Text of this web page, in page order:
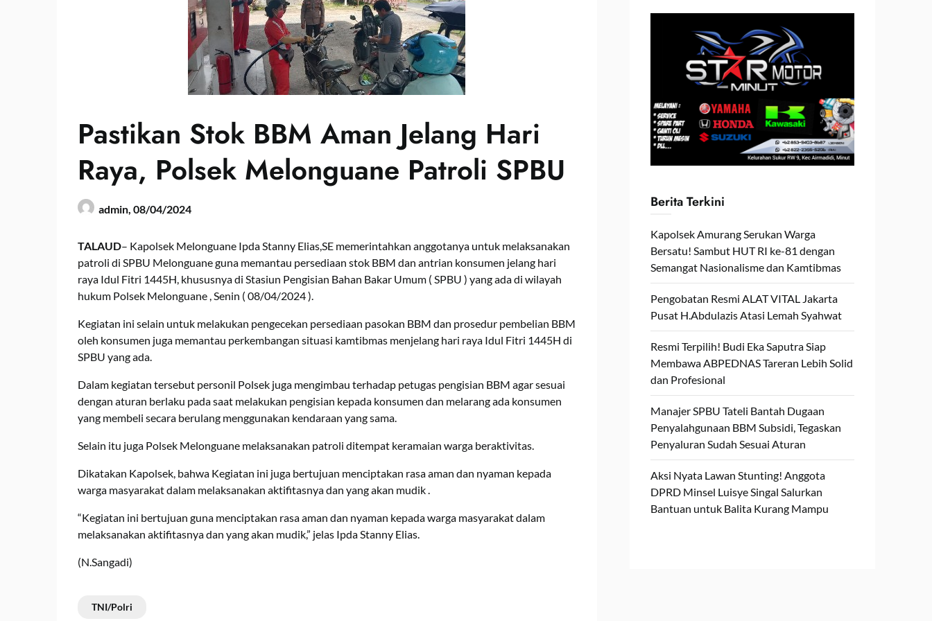
Pastikan Stok BBM Aman Jelang Hari
Raya, Polsek Melonguane Patroli SPBU
admin, 08/04/2024
TALAUD– Kapolsek Melonguane Ipda Stanny Elias,SE memerintahkan anggotanya untuk melaksanakan
patroli di SPBU Melonguane guna memantau persediaan stok BBM dan antrian konsumen jelang hari
raya Idul Fitri 1445H, khususnya di Stasiun Pengisian Bahan Bakar Umum ( SPBU ) yang ada di wilayah
hukum Polsek Melonguane , Senin ( 08/04/2024 ).
Kegiatan ini selain untuk melakukan pengecekan persediaan pasokan BBM dan prosedur pembelian BBM
oleh konsumen juga memantau perkembangan situasi kamtibmas menjelang hari raya Idul Fitri 1445H di
SPBU yang ada.
Dalam kegiatan tersebut personil Polsek juga mengimbau terhadap petugas pengisian BBM agar sesuai
dengan aturan berlaku pada saat melakukan pengisian kepada konsumen dan melarang ada konsumen
yang membeli secara berulang menggunakan kendaraan yang sama.
Selain itu juga Polsek Melonguane melaksanakan patroli ditempat keramaian warga beraktivitas.
Dikatakan Kapolsek, bahwa Kegiatan ini juga bertujuan menciptakan rasa aman dan nyaman kepada
warga masyarakat dalam melaksanakan aktifitasnya dan yang akan mudik .
“Kegiatan ini bertujuan guna menciptakan rasa aman dan nyaman kepada warga masyarakat dalam
melaksanakan aktifitasnya dan yang akan mudik,” jelas Ipda Stanny Elias.
(N.Sangadi)
TNI/Polri
Berita Terkini
Kapolsek Amurang Serukan Warga
Bersatu! Sambut HUT RI ke-81 dengan
Semangat Nasionalisme dan Kamtibmas
Pengobatan Resmi ALAT VITAL Jakarta
Pusat H.Abdulazis Atasi Lemah Syahwat
Resmi Terpilih! Budi Eka Saputra Siap
Membawa ABPEDNAS Tareran Lebih Solid
dan Profesional
Manajer SPBU Tateli Bantah Dugaan
Penyalahgunaan BBM Subsidi, Tegaskan
Penyaluran Sudah Sesuai Aturan
Aksi Nyata Lawan Stunting! Anggota
DPRD Minsel Luisye Singal Salurkan
Bantuan untuk Balita Kurang Mampu